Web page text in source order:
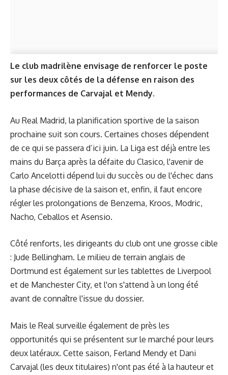
Le club madrilène envisage de renforcer le poste
sur les deux côtés de la défense en raison des
performances de Carvajal et Mendy.
Au Real Madrid, la planification sportive de la saison
prochaine suit son cours. Certaines choses dépendent
de ce qui se passera d’ici juin. La Liga est déjà entre les
mains du Barça après la défaite du Clasico, l'avenir de
Carlo Ancelotti dépend lui du succès ou de l'échec dans
la phase décisive de la saison et, enfin, il faut encore
régler les prolongations de Benzema, Kroos, Modric,
Nacho, Ceballos et Asensio.
Côté renforts, les dirigeants du club ont une grosse cible
: Jude Bellingham. Le milieu de terrain anglais de
Dortmund est également sur les tablettes de Liverpool
et de Manchester City, et l'on s'attend à un long été
avant de connaître l'issue du dossier.
Mais le Real surveille également de près les
opportunités qui se présentent sur le marché pour leurs
deux latéraux. Cette saison, Ferland Mendy et Dani
Carvajal (les deux titulaires) n'ont pas été à la hauteur et